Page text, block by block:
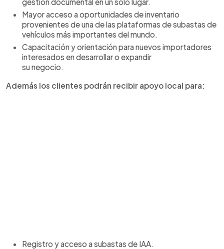
Mayor acceso a oportunidades de inventario
provenientes de una de las plataformas de subastas de
vehículos más importantes del mundo.
Capacitación y orientación para nuevos importadores
interesados en desarrollar o expandir
su negocio.
Además los clientes podrán recibir apoyo local para:
Registro y acceso a subastas de IAA.